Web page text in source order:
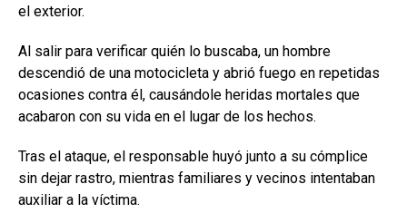
el exterior.
Al salir para verificar quién lo buscaba, un hombre
descendió de una motocicleta y abrió fuego en repetidas
ocasiones contra él, causándole heridas mortales que
acabaron con su vida en el lugar de los hechos.
Tras el ataque, el responsable huyó junto a su cómplice
sin dejar rastro, mientras familiares y vecinos intentaban
auxiliar a la víctima.